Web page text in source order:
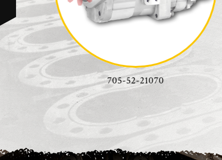
704-24-28230